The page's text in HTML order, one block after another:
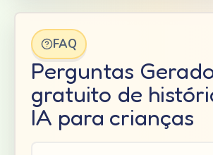
FAQ
Perguntas
gratuito de
IA para crianças